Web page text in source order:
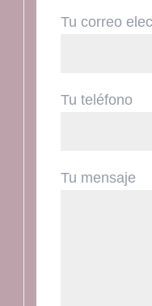
Tu correo
Tu teléfono
Tu mensaje